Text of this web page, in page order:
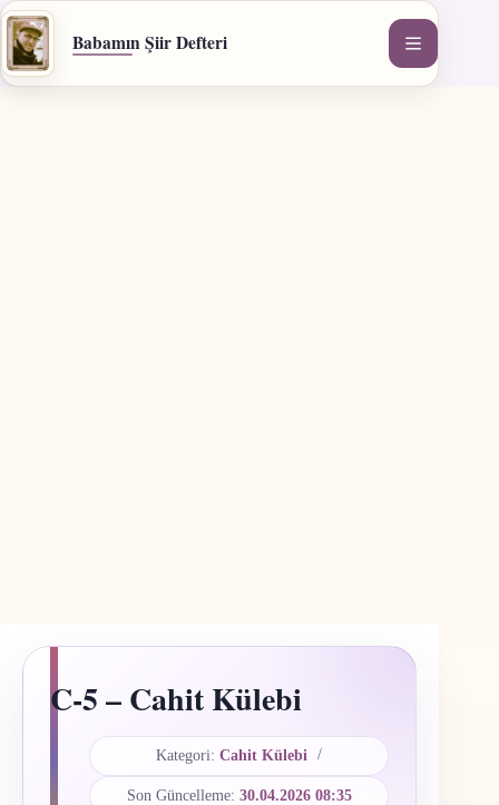
İçeriğe
geç
Babamın Şiir Defteri
C-5 – Cahit Külebi
Kategori: Cahit Külebi
Son Güncelleme: 30.04.2026 08:35